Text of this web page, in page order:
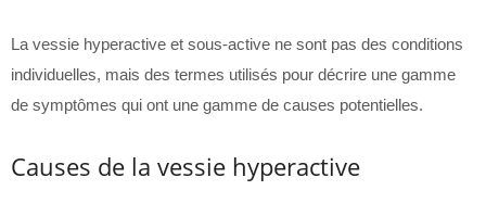
La vessie hyperactive et sous-active ne sont pas des conditions
individuelles, mais des termes utilisés pour décrire une gamme
de symptômes qui ont une gamme de causes potentielles.
Causes de la vessie hyperactive